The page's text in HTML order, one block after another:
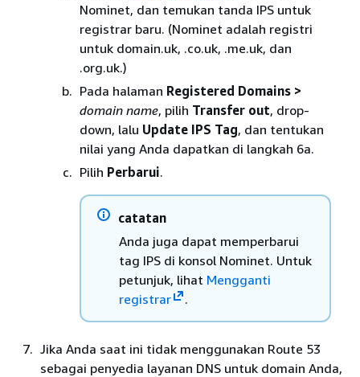
Nominet, dan temukan tanda IPS untuk
registrar baru. (Nominet adalah registri
untuk domain.uk, .co.uk, .me.uk, dan
.org.uk.)
Pada halaman Registered Domains >
domain name, pilih Transfer out, drop-
down, lalu Update IPS Tag, dan tentukan
nilai yang Anda dapatkan di langkah 6a.
Pilih Perbarui.
catatan
Anda juga dapat memperbarui
tag IPS di konsol Nominet. Untuk
petunjuk, lihat Mengganti
registrar
.
Jika Anda saat ini tidak menggunakan Route 53
sebagai penyedia layanan DNS untuk domain Anda,